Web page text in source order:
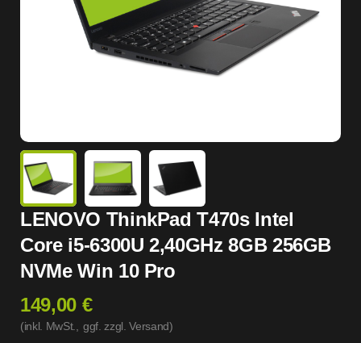
LENOVO ThinkPad T470s Intel
Core i5-6300U 2,40GHz 8GB 256GB
NVMe Win 10 Pro
149,00 €
(inkl. MwSt., ggf. zzgl. Versand)